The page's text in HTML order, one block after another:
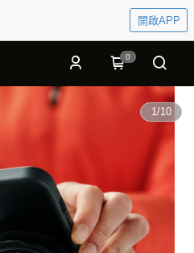
開啟APP
0
1/10